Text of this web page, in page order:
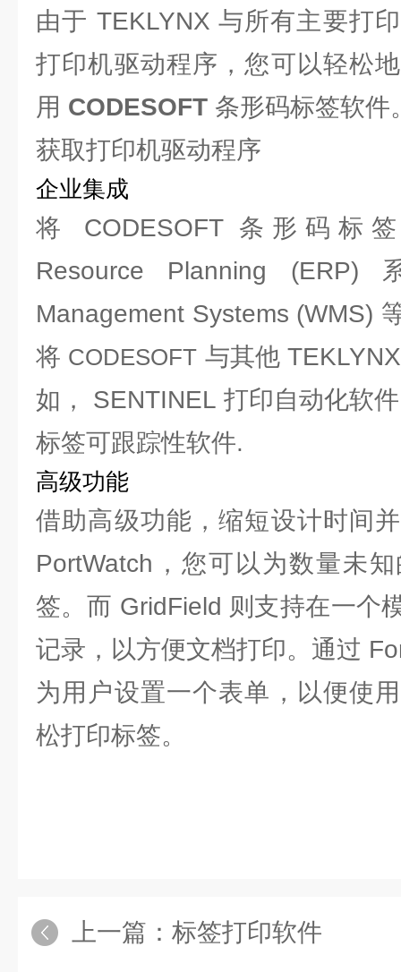
由于 TEKLYNX 与所有主要打
打印机驱动程序，您可以轻松
用 CODESOFT 条形码标签软件
获取打印机驱动程序
企业集成
将 CODESOFT 条形码标
Resource Planning (ERP)
Management Systems (WMS)
将 CODESOFT 与其他
如， SENTINEL 打印自动化软
标签可跟踪性软件.
高级功能
借助高级功能，缩短设计时间
PortWatch，您可以为数量未
签。而 GridField 则支持在一个
记录，以方便文档打印。通过
为用户设置一个表单，以便使
松打印标签。
上一篇： 标签打印软件